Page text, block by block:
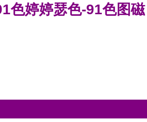
色婷婷瑟色-91色图磁